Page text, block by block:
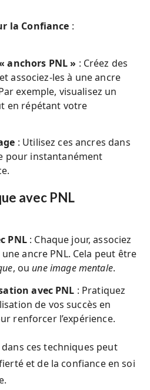
la Confiance :
anchors PNL » : Créez des
associez-les à une ancre
exemple, visualisez un
en répétant votre
: Utilisez ces ancres dans
pour instantanément
avec PNL
PNL: Chaque jour, associez
ancre PNL. Cela peut être
, ou une image mentale.
avec PNL : Pratiquez
de vos succès en
renforcer l’expérience.
dans ces techniques peut
et de la confiance en soi